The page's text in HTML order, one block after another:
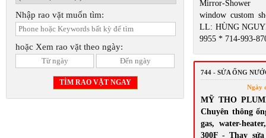
Nhập rao vặt muốn tìm:
hoặc Xem rao vặt theo ngày:
Mirror-
window custom
LL: HÙNG
9955 * 714-993-
744 - SỬA ỐNG
Ngày
MỸ THO
Chuyên thông
gas, water-
300F - Thay